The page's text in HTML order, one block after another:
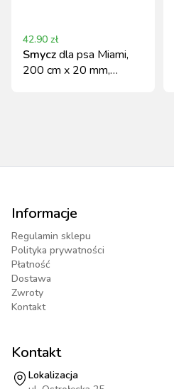
42.90 zł
Smyczdla psa Miami,
200 cm x 20 mm,
Informacje
Regulamin sklepu
Polityka prywatności
Płatność
Dostawa
Zwroty
Kontakt
Kontakt
Lokalizacja